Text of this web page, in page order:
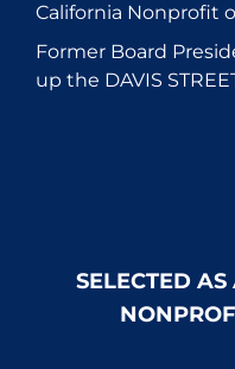
California Nonprofit
Former Board
up the DAVIS
SELECTED